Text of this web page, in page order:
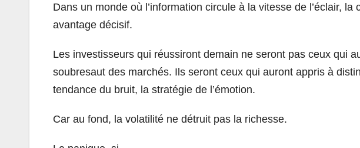
Dans un monde où l’information circule à la vitesse de l’éclair,
avantage décisif.
Les investisseurs qui réussiront demain ne seront pas ceux qui
soubresaut des marchés. Ils seront ceux qui auront appris à
tendance du bruit, la stratégie de l’émotion.
Car au fond, la volatilité ne détruit pas la richesse.